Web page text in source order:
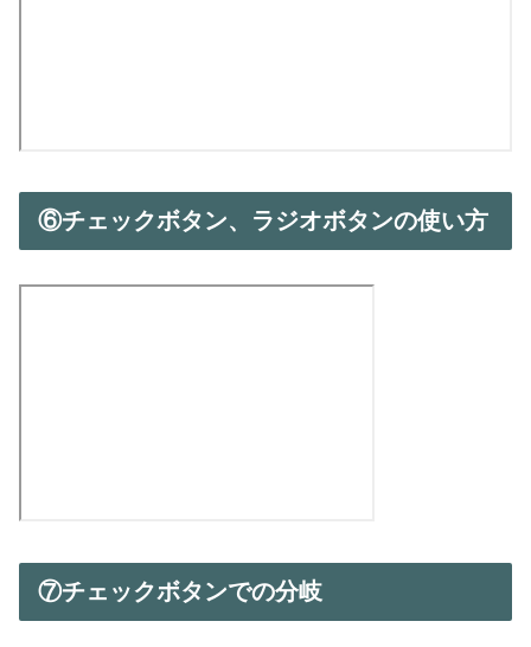
⑥チェックボタン、ラジオボタンの使い方
⑦チェックボタンでの分岐